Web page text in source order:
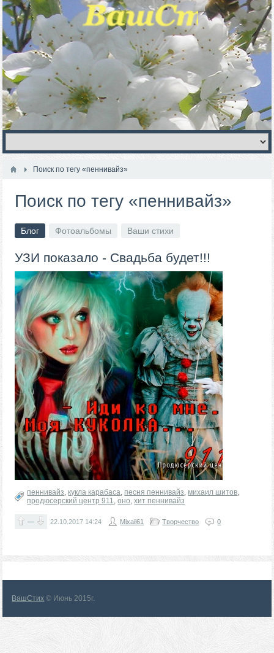
Поиск по тегу «пеннивайз»
Поиск по тегу «пеннивайз»
Блог Фотоальбомы Ваши стихи
УЗИ показало - Свадьба будет!!!
пеннивайз,кукла карабаса, песня пеннивайз, михаил шитов,
продюсерский центр 911,оно,хит пеннивайз
— 22.10.2017 14:24 Mixail61 Творчество 0
ВашСтих © Июнь 2015г.